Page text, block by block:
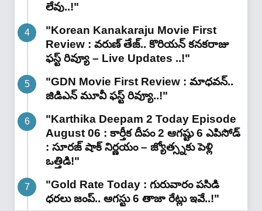
లేవు..!"
"Korean Kanakaraju Movie First
Review : వరుణ్ తేజ్.. కొరియన్ కనకరాజు
ఫస్ట్ రివ్యూ – Live Updates ..!"
"GDN Movie First Review : మాధవన్..
జిడిఎన్ మూవీ ఫ‌స్ట్ రివ్యూ..!"
"Karthika Deepam 2 Today Episode
August 06 : కార్తీక దీపం 2 ఆగష్టు 6 ఎపిసోడ్
: సూరజ్ షాక్ నిర్ణయం – జ్యోత్స్నకు పెళ్లి
ఒత్తిడి!"
"Gold Rate Today : గురువారం పసిడి
ధరలు జంప్.. ఆగస్టు 6 తాజా రేట్లు ఇవే..!"